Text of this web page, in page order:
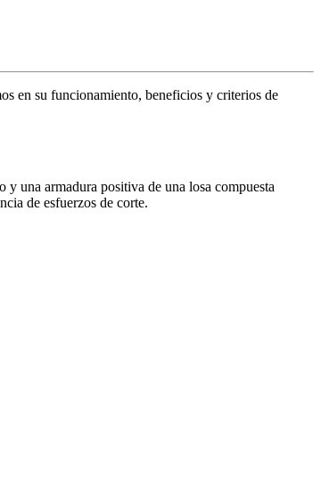
en su funcionamiento, beneficios y criterios de
una armadura positiva de una losa compuesta
de esfuerzos de corte.